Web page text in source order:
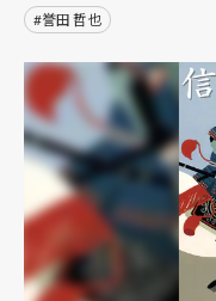
#誉田 哲也